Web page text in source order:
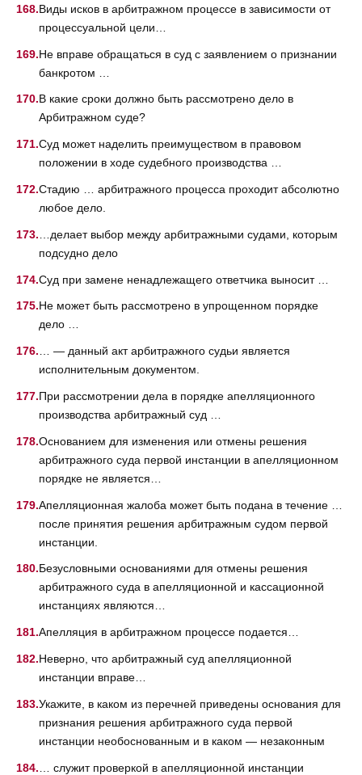
Виды исков в арбитражном процессе в зависимости от
процессуальной цели…
Не вправе обращаться в суд с заявлением о признании
банкротом …
В какие сроки должно быть рассмотрено дело в
Арбитражном суде?
Суд может наделить преимуществом в правовом
положении в ходе судебного производства …
Стадию … арбитражного процесса проходит абсолютно
любое дело.
…делает выбор между арбитражными судами, которым
подсудно дело
Суд при замене ненадлежащего ответчика выносит …
Не может быть рассмотрено в упрощенном порядке
дело …
… — данный акт арбитражного судьи является
исполнительным документом.
При рассмотрении дела в порядке апелляционного
производства арбитражный суд …
Основанием для изменения или отмены решения
арбитражного суда первой инстанции в апелляционном
порядке не является…
Апелляционная жалоба может быть подана в течение …
после принятия решения арбитражным судом первой
инстанции.
Безусловными основаниями для отмены решения
арбитражного суда в апелляционной и кассационной
инстанциях являются…
Апелляция в арбитражном процессе подается…
Неверно, что арбитражный суд апелляционной
инстанции вправе…
Укажите, в каком из перечней приведены основания для
признания решения арбитражного суда первой
инстанции необоснованным и в каком — незаконным
… служит проверкой в апелляционной инстанции